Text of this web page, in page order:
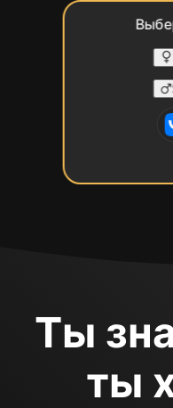
Ты
ты